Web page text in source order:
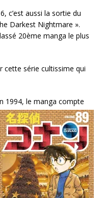
c’est aussi la sortie du
Darkest Nightmare ».
20ème manga le plus
cette série cultissime qui
1994, le manga compte